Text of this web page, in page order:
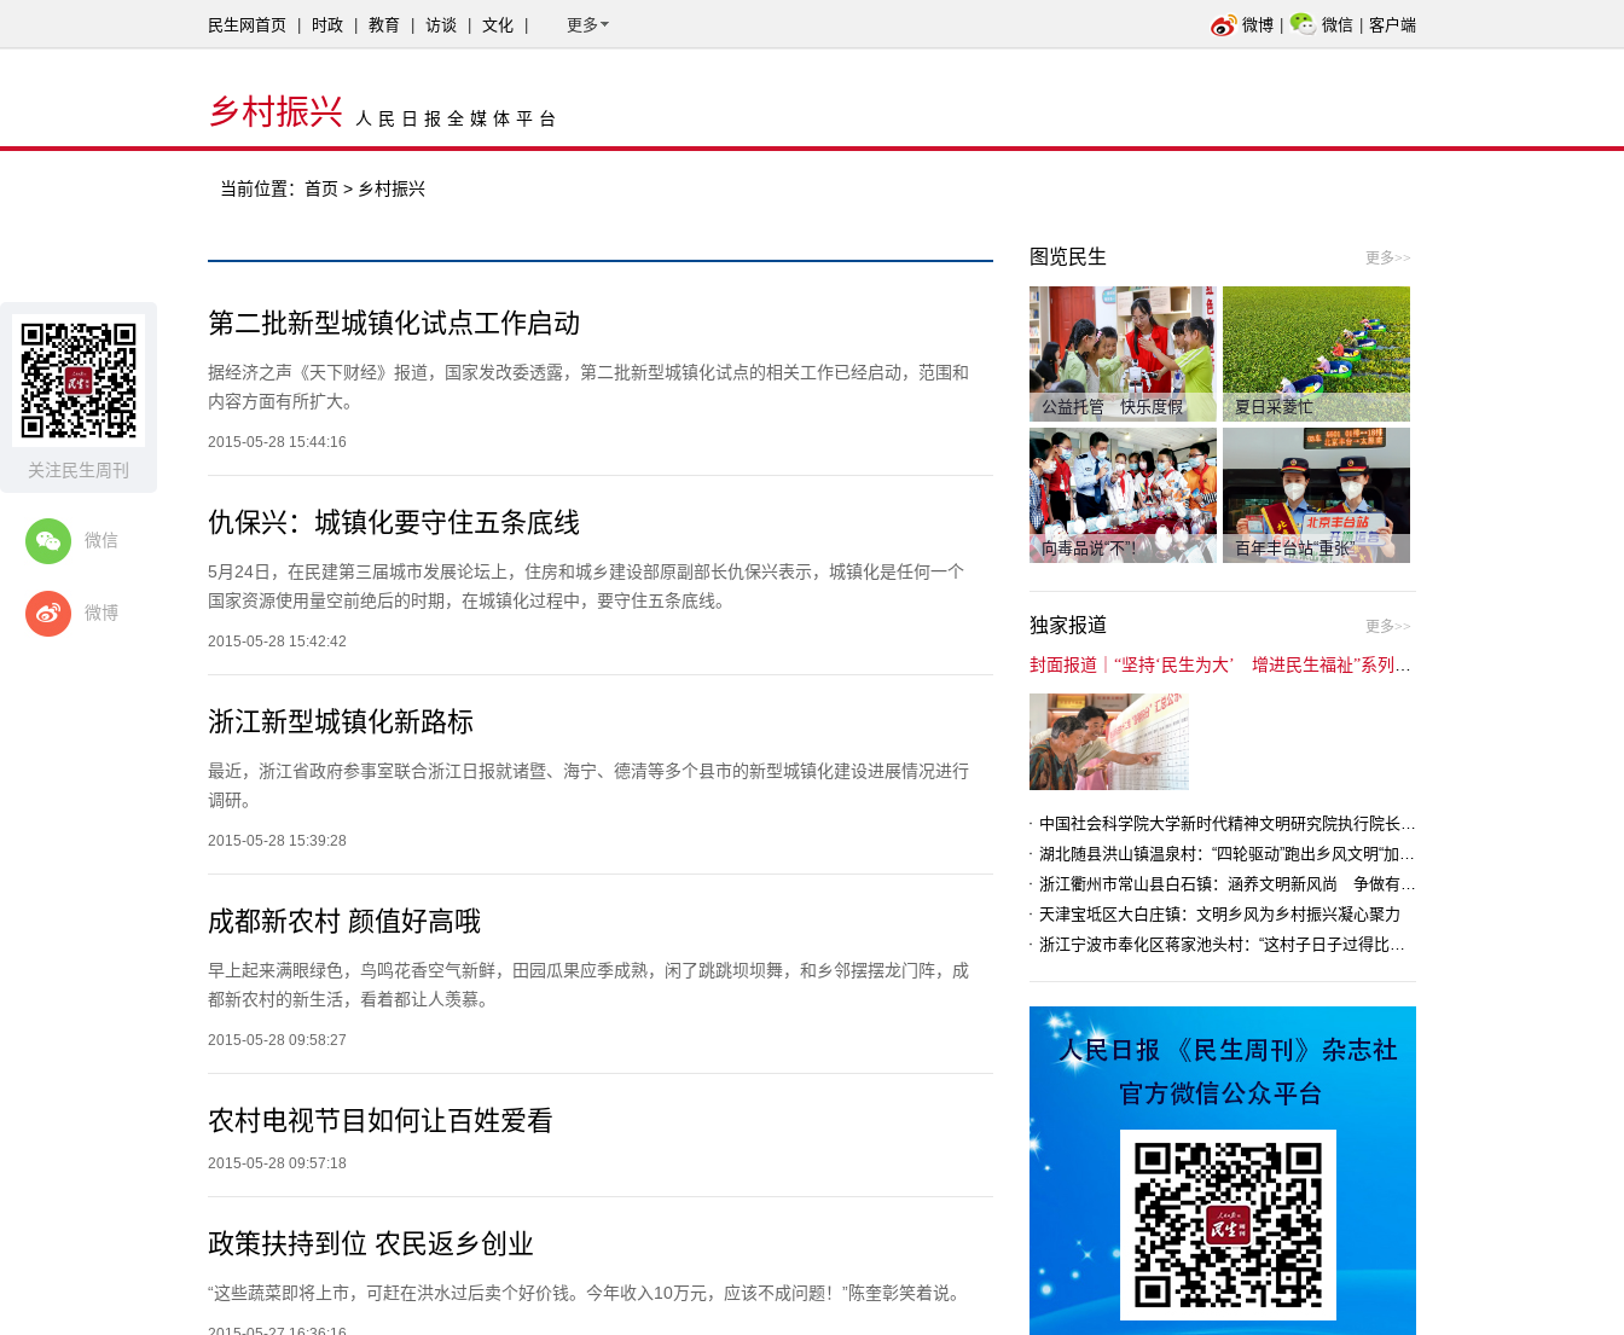
关注民生周刊
微信
微博
民生网首页 时政 教育 访谈 文化 更多 微博 微信 客户端
乡村振兴 人民日报全媒体平台
当前位置： 首页 > 乡村振兴
第二批新型城镇化试点工作启动
据经济之声《天下财经》报道，国家发改委透露，第二批新型城镇化试点的相关工作已经启动，范围和
内容方面有所扩大。
2015-05-28 15:44:16
仇保兴：城镇化要守住五条底线
5月24日，在民建第三届城市发展论坛上，住房和城乡建设部原副部长仇保兴表示，城镇化是任何一个
国家资源使用量空前绝后的时期，在城镇化过程中，要守住五条底线。
2015-05-28 15:42:42
浙江新型城镇化新路标
最近，浙江省政府参事室联合浙江日报就诸暨、海宁、德清等多个县市的新型城镇化建设进展情况进行
调研。
2015-05-28 15:39:28
成都新农村 颜值好高哦
早上起来满眼绿色，鸟鸣花香空气新鲜，田园瓜果应季成熟，闲了跳跳坝坝舞，和乡邻摆摆龙门阵，成
都新农村的新生活，看着都让人羡慕。
2015-05-28 09:58:27
农村电视节目如何让百姓爱看
2015-05-28 09:57:18
政策扶持到位 农民返乡创业
“这些蔬菜即将上市，可赶在洪水过后卖个好价钱。今年收入10万元，应该不成问题！”陈奎彰笑着说。
图览民生 更多>>
公益托管 快乐度假 夏日采菱忙
向毒品说“不”！ 百年丰台站“重张”
独家报道 更多>>
中国社会科学院大学新时代精神文明研究院执行院长王维国：文明村镇创建为乡村注入持久发展动力
湖北随县洪山镇温泉村：“四轮驱动”跑出乡风文明“加速度”
浙江衢州市常山县白石镇：涵养文明新风尚 争做有礼白石人
天津宝坻区大白庄镇：文明乡风为乡村振兴凝心聚力
浙江宁波市奉化区蒋家池头村：“这村子日子过得比城里还舒心”